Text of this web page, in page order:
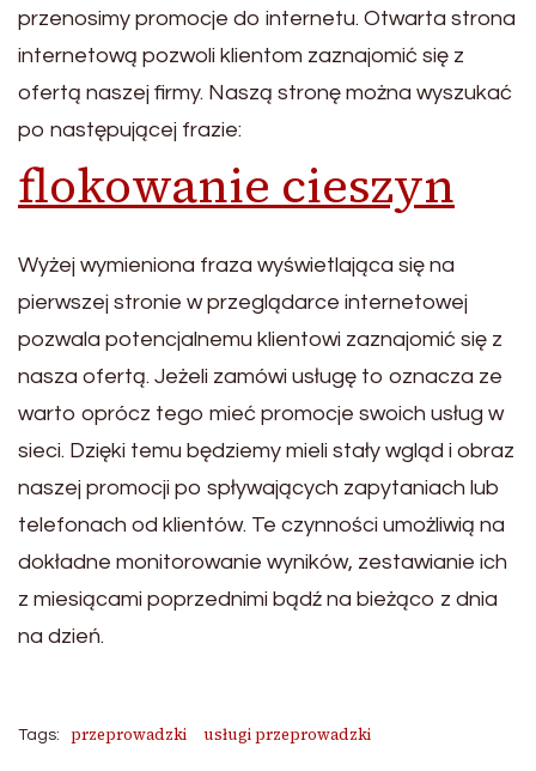
przenosimy promocje do internetu. Otwarta strona
internetową pozwoli klientom zaznajomić się z
ofertą naszej firmy. Naszą stronę można wyszukać
po następującej frazie:
flokowanie cieszyn
Wyżej wymieniona fraza wyświetlająca się na
pierwszej stronie w przeglądarce internetowej
pozwala potencjalnemu klientowi zaznajomić się z
nasza ofertą. Jeżeli zamówi usługę to oznacza ze
warto oprócz tego mieć promocje swoich usług w
sieci. Dzięki temu będziemy mieli stały wgląd i obraz
naszej promocji po spływających zapytaniach lub
telefonach od klientów. Te czynności umożliwią na
dokładne monitorowanie wyników, zestawianie ich
z miesiącami poprzednimi bądź na bieżąco z dnia
na dzień.
Tags: przeprowadzki usługi przeprowadzki